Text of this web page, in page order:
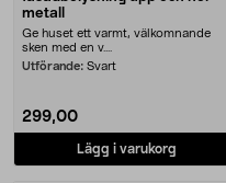
metall
Ge huset ett varmt, välkomnande
sken med en v....
Utförande: Svart
299,00
Lägg i varukorg